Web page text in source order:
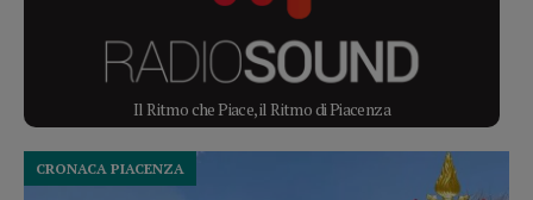
Il Ritmo che Piace, il Ritmo di Piacenza
CRONACA PIACENZA